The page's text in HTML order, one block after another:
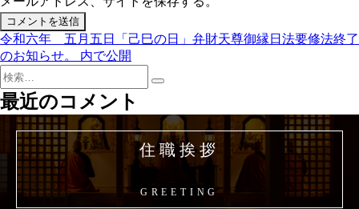
投
稿
ナ
ビ
ゲ
ー
シ
令和六年 五月五日「己巳の日」弁財天尊御縁日法要修法終了
のお知らせ。
内で公開
検
索:
検
最近のコメント
住職挨拶
GREETING